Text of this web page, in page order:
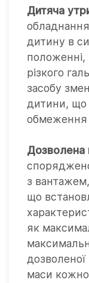
Дитяча
дитину в
положенні,
різкого
засобу
дитини, що
обмеження
Дозволена
з
що
як
маси